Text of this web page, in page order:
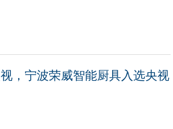
，宁波荣威智能厨具入选央视